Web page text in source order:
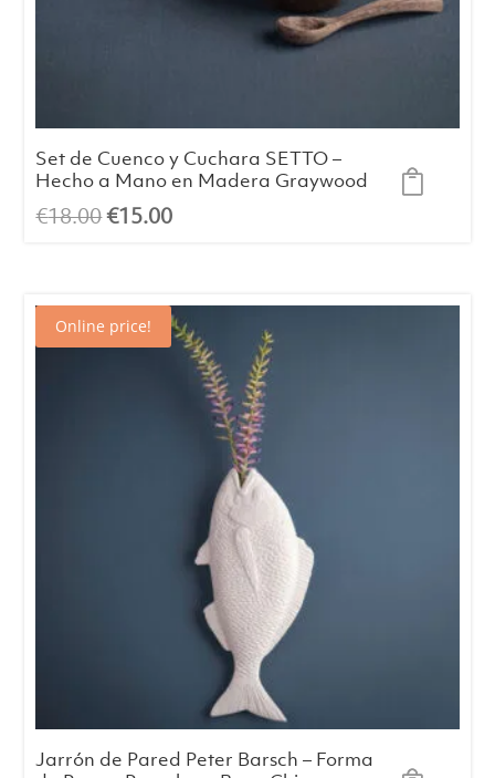
Set de Cuenco y Cuchara SETTO –
Hecho a Mano en Madera Graywood
€18.00El
era:
€18.00.
€15.00El
es:
€15.00.
Online price!
Jarrón de Pared Peter Barsch – Forma